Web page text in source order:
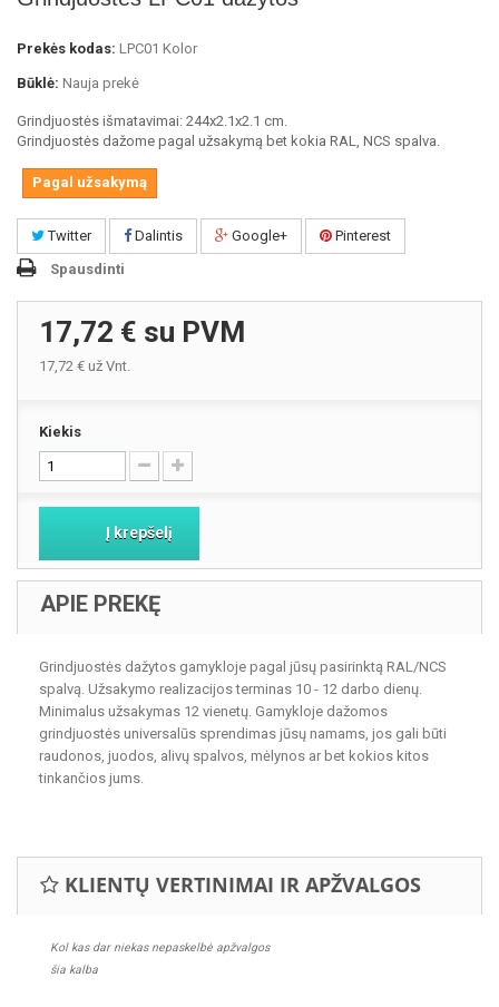
Prekės kodas: LPC01 Kolor
Būklė: Nauja prekė
Grindjuostės išmatavimai: 244x2.1x2.1 cm.
Grindjuostės dažome pagal užsakymą bet kokia RAL, NCS spalva.
Pagal užsakymą
Twitter Dalintis Google+
Pinterest
Spausdinti
17,72 € su PVM
17,72 € už Vnt.
Kiekis
Į krepšelį
APIE PREKĘ
Grindjuostės dažytos gamykloje pagal jūsų pasirinktą RAL/NCS
spalvą. Užsakymo realizacijos terminas 10 - 12 darbo dienų.
Minimalus užsakymas 12 vienetų. Gamykloje dažomos
grindjuostės universalūs sprendimas jūsų namams, jos gali būti
raudonos, juodos, alivų spalvos, mėlynos ar bet kokios kitos
tinkančios jums.
KLIENTŲ VERTINIMAI IR APŽVALGOS
Kol kas dar niekas nepaskelbė apžvalgos
šia kalba